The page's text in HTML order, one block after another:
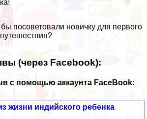
посоветовали новичку для первого
(через Facebook):
с помощью аккаунта FaceBook:
жизни индийского ребенка